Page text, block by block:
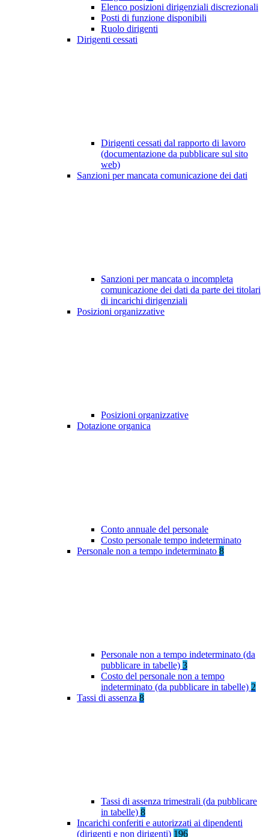
Elenco posizioni dirigenziali discrezionali
Posti di funzione disponibili
Ruolo dirigenti
Dirigenti cessati
Dirigenti cessati dal rapporto di lavoro
(documentazione da pubblicare sul sito
web)
Sanzioni per mancata comunicazione dei dati
Sanzioni per mancata o incompleta
comunicazione dei dati da parte dei titolari
di incarichi dirigenziali
Posizioni organizzative
Posizioni organizzative
Dotazione organica
Conto annuale del personale
Costo personale tempo indeterminato
Personale non a tempo indeterminato 8
Personale non a tempo indeterminato (da
pubblicare in tabelle) 3
Costo del personale non a tempo
indeterminato (da pubblicare in tabelle) 2
Tassi di assenza 8
Tassi di assenza trimestrali (da pubblicare
in tabelle) 8
Incarichi conferiti e autorizzati ai dipendenti
(dirigenti e non dirigenti) 196